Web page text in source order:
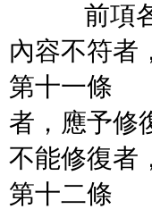
前項各款
內容不符者
第十一條
者，應予修
不能修復者
第十二條